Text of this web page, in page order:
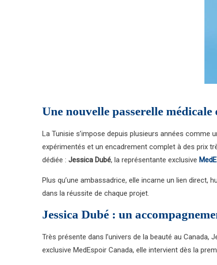
Une nouvelle passerelle
La Tunisie s’impose depuis plusieurs années
expérimentés et un encadrement complet à des prix
dédiée : Jessica Dubé, la représentante exclusive
Plus qu’une ambassadrice, elle incarne un lien direct,
dans la réussite de chaque projet.
Jessica Dubé : un
Très présente dans l’univers de la beauté au
exclusive MedEspoir Canada, elle intervient dès la